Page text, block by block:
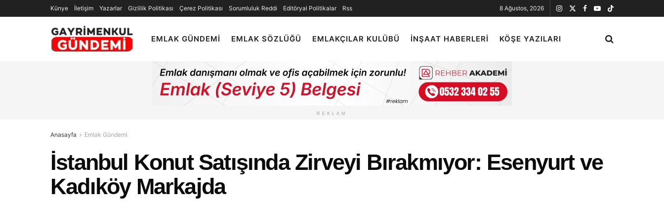
Künye İletişim Yazarlar Gizlilik Politikası Çerez Politikası Sorumluluk Reddi Editöryal Politikalar Rss 8 Ağustos, 2026
EMLAK GÜNDEMI EMLAK SÖZLÜĞÜ EMLAKÇILAR KULÜBÜ İNŞAAT HABERLERI KÖŞE YAZILARI
REKLAM
Anasayfa Emlak Gündemi
İstanbul Konut Satışında Zirveyi Bırakmıyor: Esenyurt ve
Kadıköy Markajda